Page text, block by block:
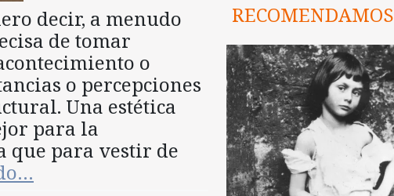
decir, a menudo
de tomar
o
o percepciones
Una estética
para la
que para vestir de
RECOMENDAMOS